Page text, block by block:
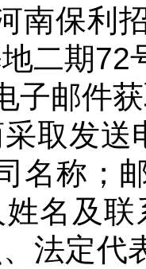
南保利
二期72
子邮件
发送电
名称；
名及
法定代